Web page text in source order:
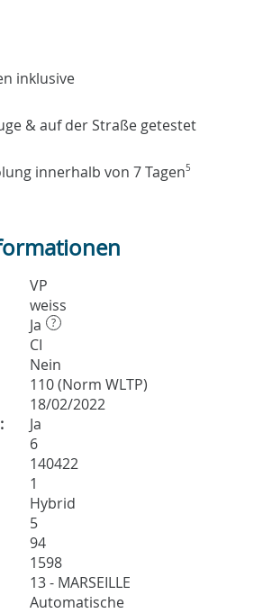
inklusive
& auf der Straße getestet
innerhalb von 7 Tagen5
VP
weiss
Ja ?
CI
Nein
110 (Norm WLTP)
18/02/2022
Ja
6
140422
1
Hybrid
5
94
1598
13 - MARSEILLE
Automatische